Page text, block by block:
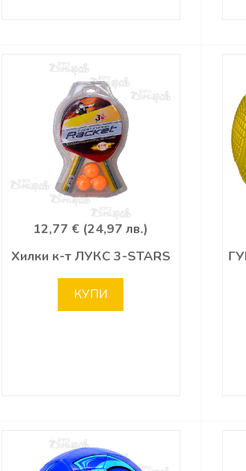
12,77 € (24,97 лв.)
Хилки к-т ЛУКС 3-STARS
КУПИ